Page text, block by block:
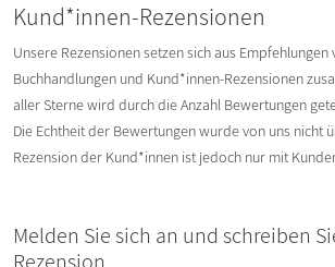
Kund*innen-Rezensionen
Unsere Rezensionen setzen sich aus
Buchhandlungen und Kund*innen-Rezensionen
aller Sterne wird durch die Anzahl Bewertungen
Die Echtheit der Bewertungen wurde von uns nicht
Rezension der Kund*innen ist jedoch nur mit
Melden Sie sich an und schreiben